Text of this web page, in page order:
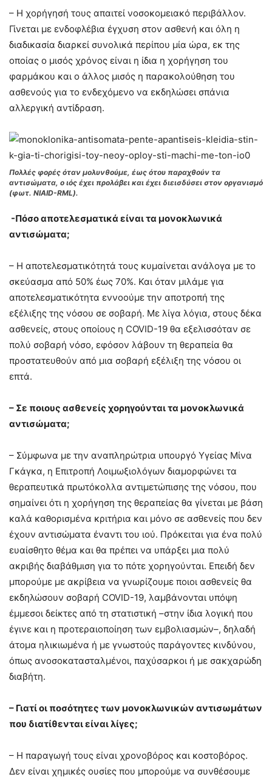
– Η χορήγησή τους απαιτεί νοσοκομειακό περιβάλλον.
Γίνεται με ενδοφλέβια έγχυση στον ασθενή και όλη η
διαδικασία διαρκεί συνολικά περίπου μία ώρα, εκ της
οποίας ο μισός χρόνος είναι η ίδια η χορήγηση του
φαρμάκου και ο άλλος μισός η παρακολούθηση του
ασθενούς για το ενδεχόμενο να εκδηλώσει σπάνια
αλλεργική αντίδραση.
Πολλές φορές όταν μολυνθούμε, έως ότου παραχθούν τα
αντισώματα, ο ιός έχει προλάβει και έχει διεισδύσει στον οργανισμό
(φωτ. NIAID-RML).
-Πόσο αποτελεσματικά είναι τα μονοκλωνικά
αντισώματα;
– Η αποτελεσματικότητά τους κυμαίνεται ανάλογα με το
σκεύασμα από 50% έως 70%. Και όταν μιλάμε για
αποτελεσματικότητα εννοούμε την αποτροπή της
εξέλιξης της νόσου σε σοβαρή. Με λίγα λόγια, στους δέκα
ασθενείς, στους οποίους η COVID-19 θα εξελισσόταν σε
πολύ σοβαρή νόσο, εφόσον λάβουν τη θεραπεία θα
προστατευθούν από μια σοβαρή εξέλιξη της νόσου οι
επτά.
– Σε ποιους ασθενείς χορηγούνται τα μονοκλωνικά
αντισώματα;
– Σύμφωνα με την αναπληρώτρια υπουργό Υγείας Μίνα
Γκάγκα, η Επιτροπή Λοιμωξιολόγων διαμορφώνει τα
θεραπευτικά πρωτόκολλα αντιμετώπισης της νόσου, που
σημαίνει ότι η χορήγηση της θεραπείας θα γίνεται με βάση
καλά καθορισμένα κριτήρια και μόνο σε ασθενείς που δεν
έχουν αντισώματα έναντι του ιού. Πρόκειται για ένα πολύ
ευαίσθητο θέμα και θα πρέπει να υπάρξει μια πολύ
ακριβής διαβάθμιση για το πότε χορηγούνται. Επειδή δεν
μπορούμε με ακρίβεια να γνωρίζουμε ποιοι ασθενείς θα
εκδηλώσουν σοβαρή COVID-19, λαμβάνονται υπόψη
έμμεσοι δείκτες από τη στατιστική –στην ίδια λογική που
έγινε και η προτεραιοποίηση των εμβολιασμών–, δηλαδή
άτομα ηλικιωμένα ή με γνωστούς παράγοντες κινδύνου,
όπως ανοσοκατασταλμένοι, παχύσαρκοι ή με σακχαρώδη
διαβήτη.
– Γιατί οι ποσότητες των μονοκλωνικών αντισωμάτων
που διατίθενται είναι λίγες;
– Η παραγωγή τους είναι χρονοβόρος και κοστοβόρος.
Δεν είναι χημικές ουσίες που μπορούμε να συνθέσουμε